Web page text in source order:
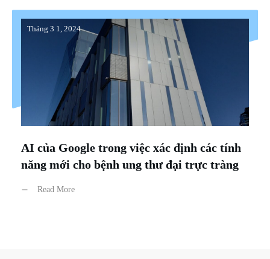
Tháng 3 1, 2024
AI của Google trong việc xác định các tính
năng mới cho bệnh ung thư đại trực tràng
Read More